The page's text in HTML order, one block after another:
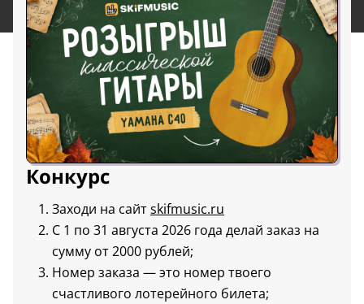
Конкурс
Заходи на сайтskifmusic.ru
С 1 по 31 августа 2026 года делай заказ на
сумму от 2000 рублей;
Номер заказа — это номер твоего
счастливого лотерейного билета;